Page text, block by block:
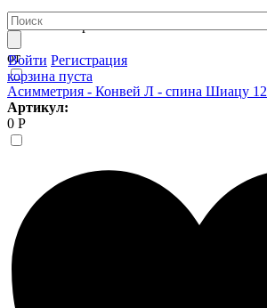
Войти Регистрация
корзина пуста
7 408 Р
от
Асимметрия - Конвей Л - спина Шиацу 12
Артикул:
0 Р